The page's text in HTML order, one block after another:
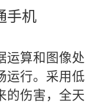
手机
运算和图像处
运行。采用低
的伤害，全天